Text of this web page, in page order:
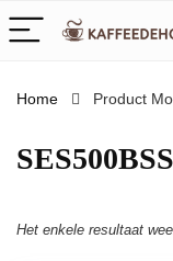
Home Product
‎SES500BSS
Het enkele resultaat